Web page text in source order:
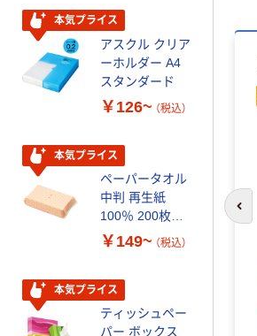
ルト
ーテ
本気プライス
アスクル クリア
ーホルダー A4
スタンダード
￥126~ （税込）
本気プライス
ペーパータオル
中判 再生紙
100％ 200枚
FSC認証 シング
￥149~ （税込）
本気プライス
ティッシュペー
パー ボックス